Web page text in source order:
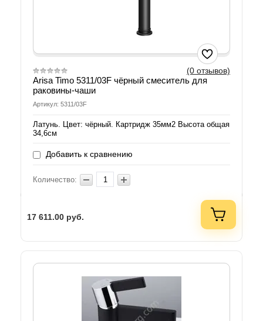
(0 отзывов)
Arisa Timo 5311/03F чёрный смеситель для
раковины-чаши
Артикул: 5311/03F
Латунь. Цвет: чёрный. Картридж 35мм2 Высота общая
34,6см
Добавить к сравнению
Количество:
17 611.00 руб.